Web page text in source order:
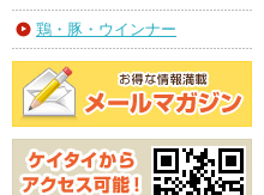
鶏・豚・ウインナー